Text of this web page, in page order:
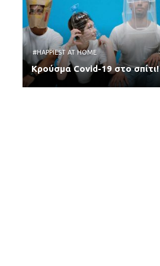
#HAPPIEST AT HOME
Κρούσμα Covid-19 στο σπίτι!